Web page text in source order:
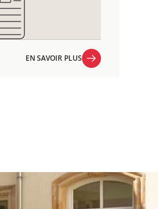
EN SAVOIR PLUS